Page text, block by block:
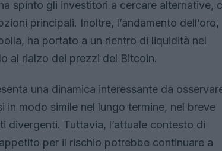
spinto gli investitori a cercare alternative,
principali. Inoltre, l’andamento dell’oro,
ha portato a un rientro di liquidità nel
al rialzo dei prezzi del Bitcoin.
una dinamica interessante da
in modo simile nel lungo termine, nel breve
divergenti. Tuttavia, l’attuale contesto di
per il rischio potrebbe continuare a